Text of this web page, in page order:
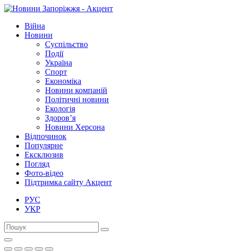
Війна
Новини
Суспільство
Події
Україна
Спорт
Економіка
Новини компаній
Політичні новини
Екологія
Здоров’я
Новини Херсона
Відпочинок
Популярне
Ексклюзив
Погляд
Фото-відео
Підтримка сайту Акцент
РУС
УКР